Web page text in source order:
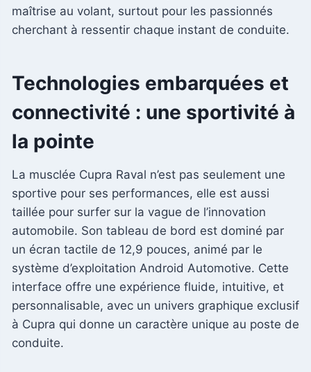
maîtrise au volant, surtout pour les passionnés
cherchant à ressentir chaque instant de conduite.
Technologies embarquées et
connectivité : une sportivité à
la pointe
La musclée Cupra Raval n’est pas seulement une
sportive pour ses performances, elle est aussi
taillée pour surfer sur la vague de l’innovation
automobile. Son tableau de bord est dominé par
un écran tactile de 12,9 pouces, animé par le
système d’exploitation Android Automotive. Cette
interface offre une expérience fluide, intuitive, et
personnalisable, avec un univers graphique exclusif
à Cupra qui donne un caractère unique au poste de
conduite.